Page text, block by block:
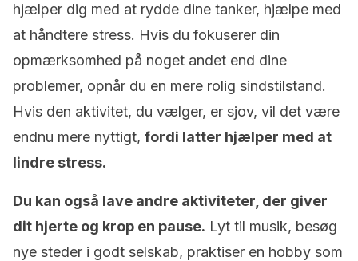
hjælper dig med at rydde dine tanker, hjælpe med
at håndtere stress. Hvis du fokuserer din
opmærksomhed på noget andet end dine
problemer, opnår du en mere rolig sindstilstand.
Hvis den aktivitet, du vælger, er sjov, vil det være
endnu mere nyttigt, fordi latter hjælper med at
lindre stress.
Du kan også lave andre aktiviteter, der giver
dit hjerte og krop en pause. Lyt til musik, besøg
nye steder i godt selskab, praktiser en hobby som